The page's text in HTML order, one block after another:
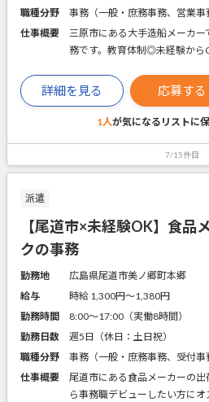
職種分野
事務（一般・庶務事務、営業事
仕事概要
三原市にある大手造船メーカ
務です。教育体制◎未経験から
詳細を見る 応募する
1人が気になるリストに
7/15件目
派遣
【尾道市×未経験OK】食品
クの事務
勤務地
広島県尾道市美ノ郷町本郷
給与
時給 1,300円〜1,380円
勤務時間
8:00～17:00（実働8時間）
勤務日数
週5日（休日：土日祝）
職種分野
事務（一般・庶務事務、受付事
仕事概要
尾道市にある食品メーカーの
ら事務職デビューしたい方にオ